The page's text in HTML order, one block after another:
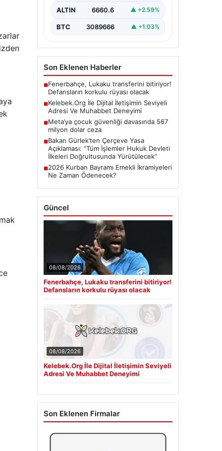
etmektedir. Günümüzde…
ALTIN 6660.6 ▲ +2.59%
BTC 3089666 ▲ +1.03%
Son Eklenen Haberler
■Fenerbahçe, Lukaku transferini bitiriyor!
Defansların korkulu rüyası olacak
■Kelebek.Org İle Dijital İletişimin Seviyeli
Adresi Ve Muhabbet Deneyimi
■Meta’ya çocuk güvenliği davasında 567
milyon dolar ceza
■Bakan Gürlek’ten Çerçeve Yasa
Açıklaması: “Tüm İşlemler Hukuk Devleti
İlkeleri Doğrultusunda Yürütülecek”
■2026 Kurban Bayramı Emekli İkramiyeleri
Ne Zaman Ödenecek?
Güncel
08/08/2026
Fenerbahçe, Lukaku transferini bitiriyor!
Defansların korkulu rüyası olacak
08/08/2026
Kelebek.Org İle Dijital İletişimin Seviyeli
Adresi Ve Muhabbet Deneyimi
Son Eklenen Firmalar